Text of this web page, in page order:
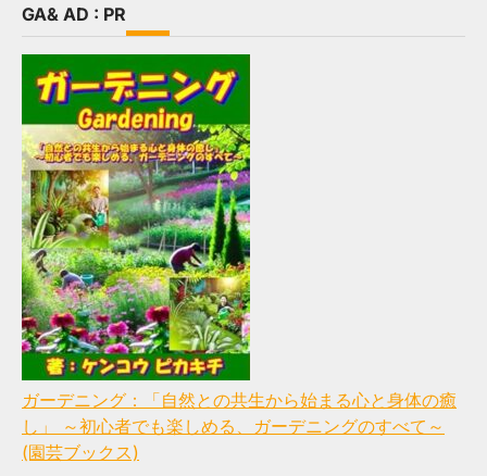
GA& AD : PR
ガーデニング：「自然との共生から始まる心と身体の癒
し」 ～初心者でも楽しめる、ガーデニングのすべて～
(園芸ブックス)